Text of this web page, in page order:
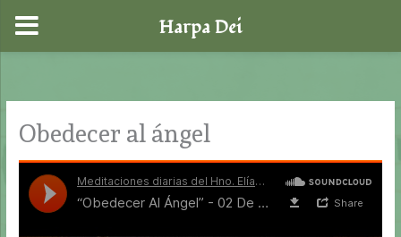
contenido
Obedecer al ángel
Harpa Dei